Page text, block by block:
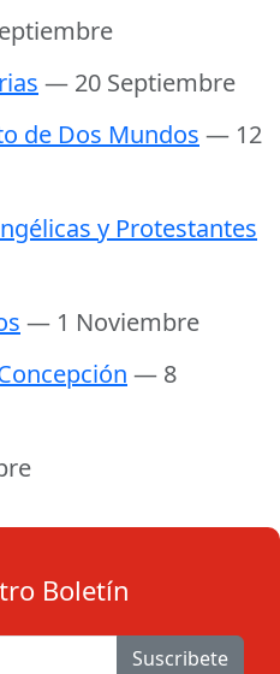
— 20 Septiembre
de Dos Mundos — 12
y Protestantes
— 1 Noviembre
— 8
Boletín
Suscribete